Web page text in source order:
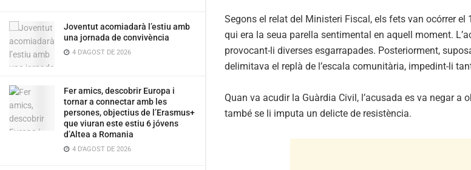
Joventut acomiadarà l’estiu amb
una jornada de convivència
4 D'AGOST DE 2026
Fer amics, descobrir Europa i
tornar a connectar amb les
persones, objectius de l’Erasmus+
que viuran este estiu 6 jóvens
d’Altea a Romania
4 D'AGOST DE 2026
Segons el relat del Ministeri Fiscal, els fets van ocórrer
qui era la seua parella sentimental en aquell moment.
provocant-li diverses esgarrapades. Posteriorment,
delimitava el replà de l’escala comunitària, impedint-li
Quan va acudir la Guàrdia Civil, l’acusada es va negar
també se li imputa un delicte de resistència.